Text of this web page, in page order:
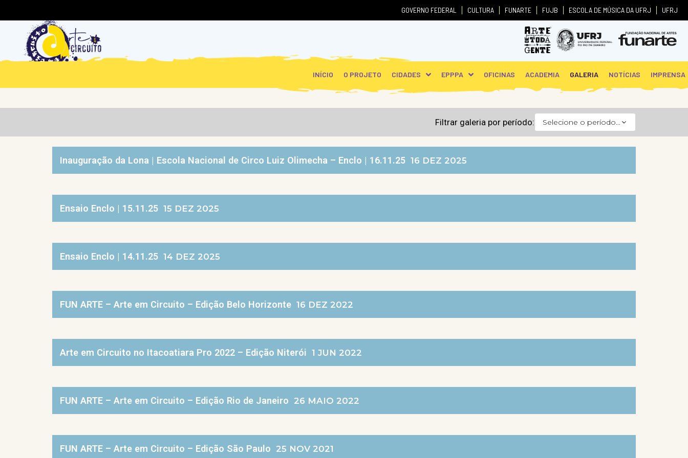
GOVERNO FEDERAL CULTURA FUNARTE FUJB ESCOLA DE MÚSICA DA UFRJ UFRJ
INÍCIO O PROJETO CIDADES EPPPA OFICINAS ACADEMIA GALERIA NOTÍCIAS IMPRENSA
Selecione o período...
Filtrar galeria por período:
Inauguração da Lona | Escola Nacional de Circo Luiz Olimecha – Enclo | 16.11.25 16 DEZ 2025
Ensaio Enclo | 15.11.25 15 DEZ 2025
Ensaio Enclo | 14.11.25 14 DEZ 2025
FUN ARTE – Arte em Circuito – Edição Belo Horizonte 16 DEZ 2022
Arte em Circuito no Itacoatiara Pro 2022 – Edição Niterói 1 JUN 2022
FUN ARTE – Arte em Circuito – Edição Rio de Janeiro 26 MAIO 2022
FUN ARTE – Arte em Circuito – Edição São Paulo 25 NOV 2021